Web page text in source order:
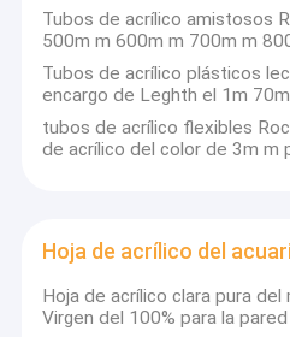
Tubos de acrílico amistosos
500m m 600m m 700m m
Tubos de acrílico plásticos
encargo de Leghth el 1m
tubos de acrílico flexibles
de acrílico del color de 3m m
Hoja de acrílico del
Hoja de acrílico clara pura
Virgen del 100% para la